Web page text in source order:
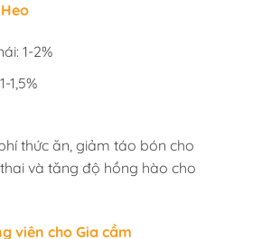
1-2%
1,5%
thức ăn, giảm táo bón cho
và tăng độ hồng hào cho
viên cho Gia cầm